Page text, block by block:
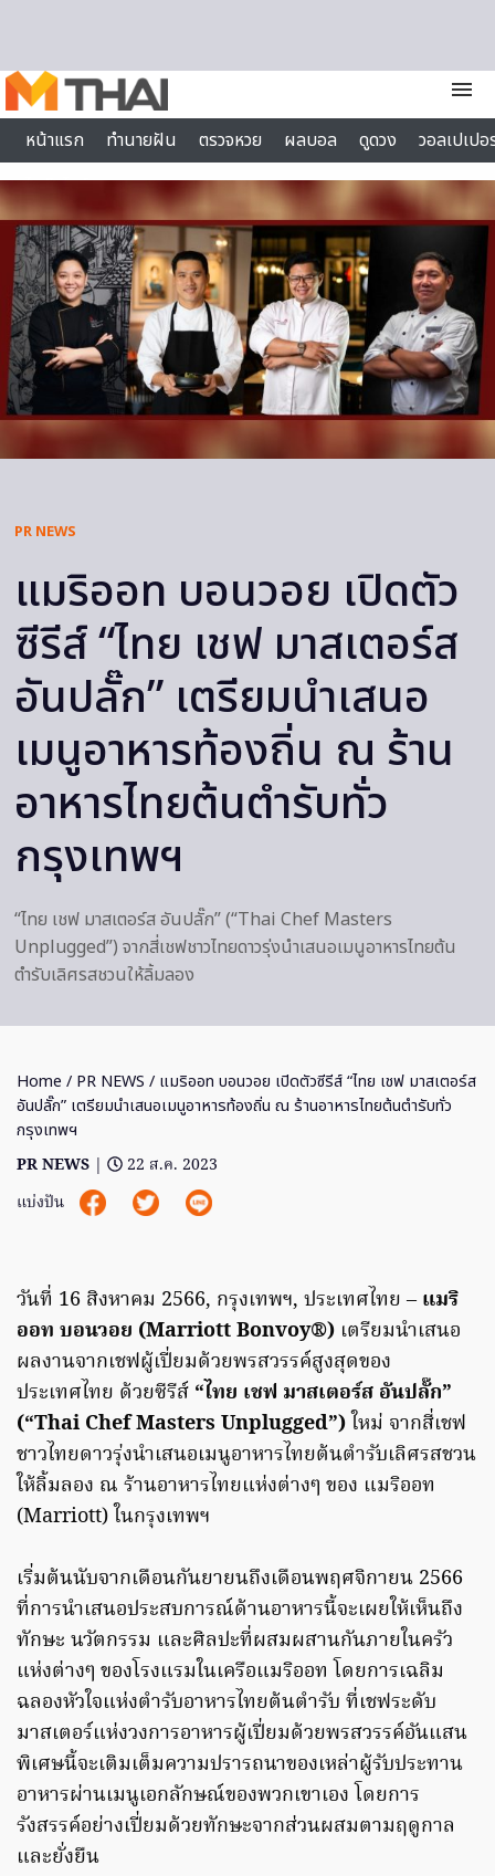
menu
หน้าแรก
ทำนายฝัน ตรวจหวย ผลบอล ดูดวง
วอลเปเป
ไลฟ์สไตล์
PR NEWS
แมริออท บอนวอย เปิดตัว
ซีรีส์ “ไทย เชฟ มาสเตอร์ส
อันปลั๊ก” เตรียมนำเสนอ
เมนูอาหารท้องถิ่น ณ ร้าน
อาหารไทยต้นตำรับทั่ว
กรุงเทพฯ
“ไทย เชฟ มาสเตอร์ส อันปลั๊ก” (“Thai Chef Masters
Unplugged”) จากสี่เชฟชาวไทยดาวรุ่งนำเสนอเมนูอาหารไทยต้น
ตำรับเลิศรสชวนให้ลิ้มลอง
Home / PR NEWS / แมริออท บอนวอย เปิดตัวซีรีส์ “ไทย เชฟ มาสเตอร์ส
อันปลั๊ก” เตรียมนำเสนอเมนูอาหารท้องถิ่น ณ ร้านอาหารไทยต้นตำรับทั่ว
กรุงเทพฯ
PR NEWS |
22 ส.ค. 2023
แบ่งปัน
วันที่ 16 สิงหาคม 2566, กรุงเทพฯ, ประเทศไทย – แมริ
ออท บอนวอย (Marriott Bonvoy®) เตรียมนำเสนอ
ผลงานจากเชฟผู้เปี่ยมด้วยพรสวรรค์สูงสุดของ
ประเทศไทย ด้วยซีรีส์ “ไทย เชฟ มาสเตอร์ส อันปลั๊ก”
(“Thai Chef Masters Unplugged”)ใหม่ จากสี่เชฟ
ชาวไทยดาวรุ่งนำเสนอเมนูอาหารไทยต้นตำรับเลิศรสชวน
ให้ลิ้มลอง ณ ร้านอาหารไทยแห่งต่างๆ ของ แมริออท
(Marriott) ในกรุงเทพฯ
เริ่มต้นนับจากเดือนกันยายนถึงเดือนพฤศจิกายน 2566
ที่การนำเสนอประสบการณ์ด้านอาหารนี้จะเผยให้เห็นถึง
ทักษะ นวัตกรรม และศิลปะที่ผสมผสานกันภายในครัว
แห่งต่างๆ ของโรงแรมในเครือแมริออท โดยการเฉลิม
ฉลองหัวใจแห่งตำรับอาหารไทยต้นตำรับ ที่เชฟระดับ
มาสเตอร์แห่งวงการอาหารผู้เปี่ยมด้วยพรสวรรค์อันแสน
พิเศษนี้จะเติมเต็มความปรารถนาของเหล่าผู้รับประทาน
อาหารผ่านเมนูเอกลักษณ์ของพวกเขาเอง โดยการ
รังสรรค์อย่างเปี่ยมด้วยทักษะจากส่วนผสมตามฤดูกาล
และยั่งยืน